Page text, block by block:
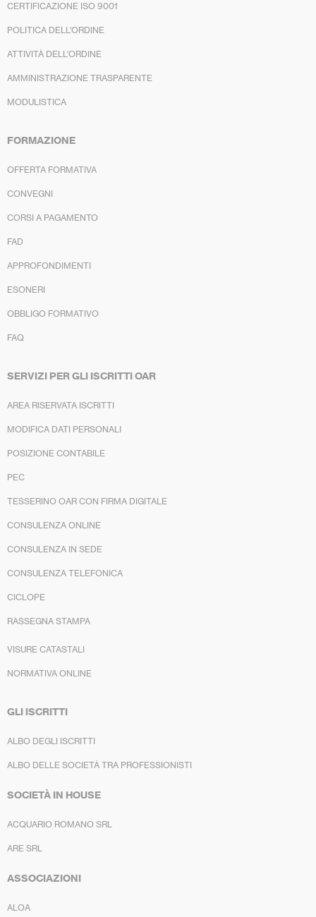
CERTIFICAZIONE ISO 9001
POLITICA DELL’ORDINE
ATTIVITÀ DELL’ORDINE
AMMINISTRAZIONE TRASPARENTE
MODULISTICA
FORMAZIONE
OFFERTA FORMATIVA
CONVEGNI
CORSI A PAGAMENTO
FAD
APPROFONDIMENTI
ESONERI
OBBLIGO FORMATIVO
FAQ
SERVIZI PER GLI ISCRITTI OAR
AREA RISERVATA ISCRITTI
MODIFICA DATI PERSONALI
POSIZIONE CONTABILE
PEC
TESSERINO OAR CON FIRMA DIGITALE
CONSULENZA ONLINE
CONSULENZA IN SEDE
CONSULENZA TELEFONICA
CICLOPE
RASSEGNA STAMPA
VISURE CATASTALI
NORMATIVA ONLINE
GLI ISCRITTI
ALBO DEGLI ISCRITTI
ALBO DELLE SOCIETÀ TRA PROFESSIONISTI
SOCIETÀ IN HOUSE
ACQUARIO ROMANO SRL
ARE SRL
ASSOCIAZIONI
ALOA